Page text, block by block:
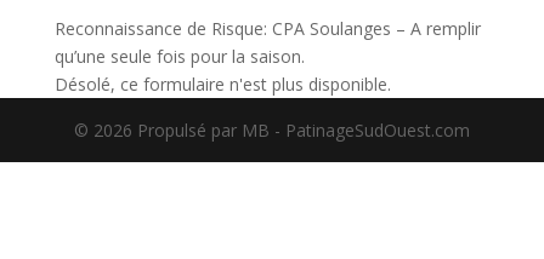
Reconnaissance de Risque: CPA Soulanges – A remplir
qu’une seule fois pour la saison.
Désolé, ce formulaire n'est plus disponible.
©️ 2026 Propulsé par MB - PatinageSudOuest.com